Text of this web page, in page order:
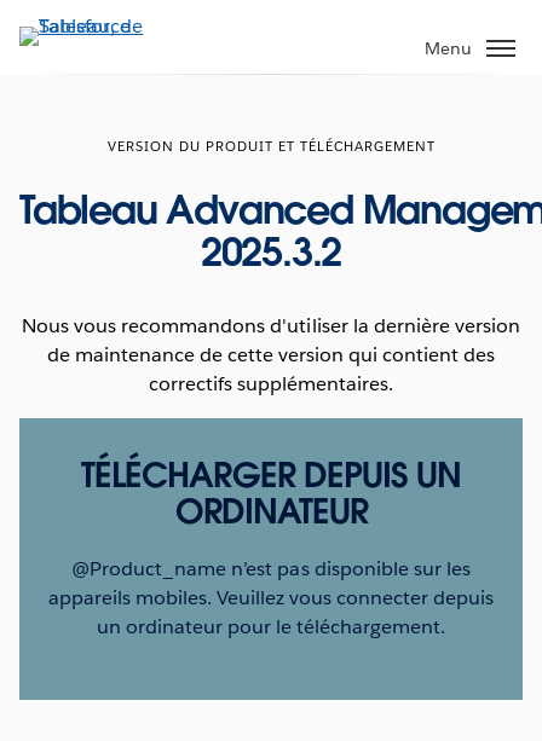
Aller
au
Menu
VERSION DU PRODUIT ET TÉLÉCHARGEMENT
Tableau Advanced
2025.3.2
Nous vous recommandons d'utiliser la dernière version
de maintenance de cette version qui contient des
correctifs supplémentaires.
TÉLÉCHARGER DEPUIS UN
ORDINATEUR
@Product_name n’est pas disponible sur les
appareils mobiles. Veuillez vous connecter depuis
un ordinateur pour le téléchargement.